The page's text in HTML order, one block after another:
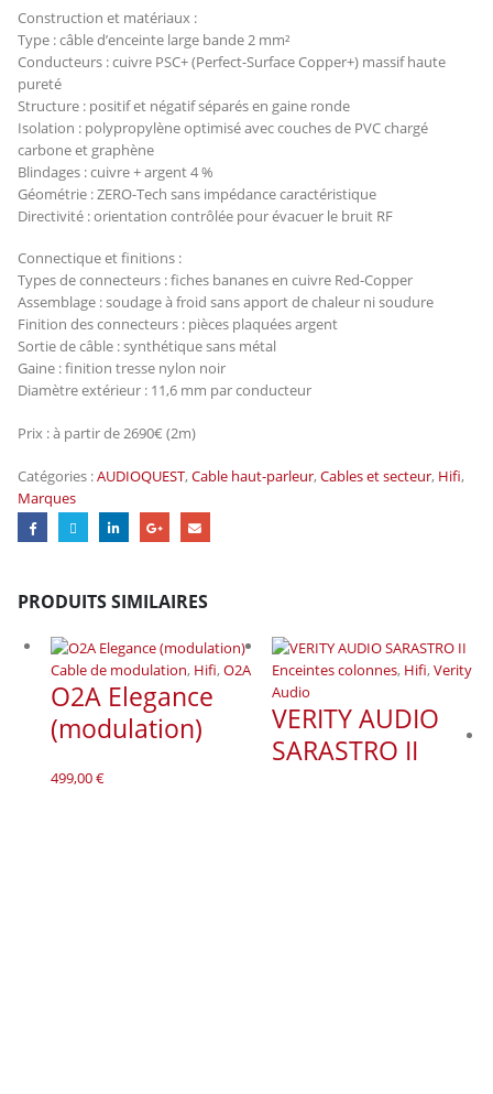
Construction et matériaux :
Type : câble d’enceinte large bande 2 mm²
Conducteurs : cuivre PSC+ (Perfect-Surface Copper+) massif haute
pureté
Structure : positif et négatif séparés en gaine ronde
Isolation : polypropylène optimisé avec couches de PVC chargé
carbone et graphène
Blindages : cuivre + argent 4 %
Géométrie : ZERO-Tech sans impédance caractéristique
Directivité : orientation contrôlée pour évacuer le bruit RF
Connectique et finitions :
Types de connecteurs : fiches bananes en cuivre Red-Copper
Assemblage : soudage à froid sans apport de chaleur ni soudure
Finition des connecteurs : pièces plaquées argent
Sortie de câble : synthétique sans métal
Gaine : finition tresse nylon noir
Diamètre extérieur : 11,6 mm par conducteur
Prix : à partir de 2690€ (2m)
Catégories :AUDIOQUEST,Cable haut-parleur,Cables et secteur, Hifi,
Marques
PRODUITS SIMILAIRES
Cable de modulation, Hifi,O2A
O2A Elegance
(modulation)
499,00€
Enceintes colonnes, Hifi,Verity
Audio
VERITY AUDIO
SARASTRO II